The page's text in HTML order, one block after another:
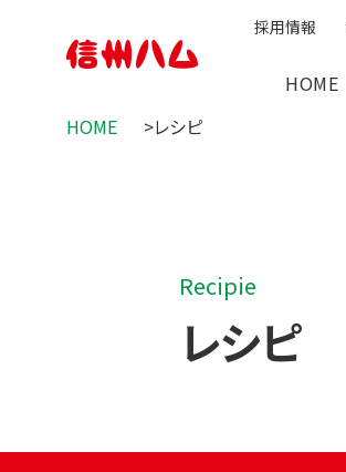
採用情報
HOME
HOME
レシピ
Recipie
レシピ